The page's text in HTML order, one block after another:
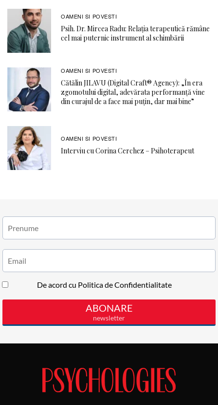
OAMENI SI POVESTI
Psih. Dr. Mircea Radu: Relația terapeutică rămâne
cel mai puternic instrument al schimbării
OAMENI SI POVESTI
Cătălin JILAVU (Digital Craft® Agency): „În era
zgomotului digital, adevărata performanță vine
din curajul de a face mai puțin, dar mai bine”
OAMENI SI POVESTI
Interviu cu Corina Cerchez – Psihoterapeut